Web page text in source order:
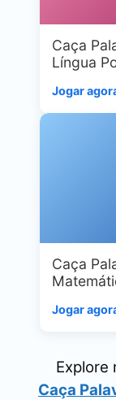
Caça
Língua
Jogar
Caça
Jogar
Explore
Caça